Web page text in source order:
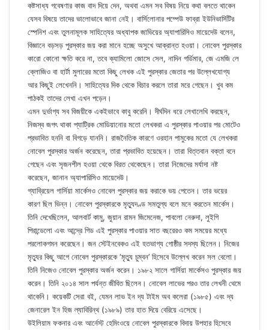
কষ্টসাধ্য গবেষণার কাজ বাদ দিয়ে দেন, অথবা এমন সব বিষয় নিয়ে কথা বলতে থাকেন
যেসব বিষয়ে তাদের ভালোভাবে জানা নেই। বার্সিলোনার পম্পেউ ফাব্রা ইউনিভার্সিটির
স্পেনিশ এবং তুলনামূলক সাহিত্যের অধ্যাপক জাভিয়ের অ্যাপারিসিও মায়েদেউ বলেন,
বিজ্ঞানে বড়সড় পুরস্কার জয় করা মানে হচ্ছে অসুখে আক্রান্ত হওয়া। নোবেল পুরস্কার
কারো কোনো ক্ষতি করে না, তবে ক্যামিলো জোসে সেল, নাদিন গর্ডিমার, জে এমজি লে
ক্লোজিও বা হার্টা মুলারের মতো কিছু লেখক এই পুরস্কার জেতার পর উল্লেখযোগ্য
আর কিছুই লেখেননি। সাহিত্যের দিক থেকে বিচার করলে তারা মরে গেছেন। খুব কম
পাঠকই তাদের লেখা এখন পড়েন।
এমন দুর্ভাগ্য সব বিজয়ীকে একইভাবে কাবু করেনি। দীর্ঘদিন ধরে লেখালেখি করছেন,
নিজস্ব জগৎ থাকা প্যাট্রিক মোডিয়ানোর মতো লেখকরা এ পুরস্কার পাওয়ার পর মোটেও
প্রভাবিত হননি বা বিগড়ে যাননি। রাজনৈতিক কারণে ওরহান পামুকের মতো যে লেখকরা
নোবেল পুরস্কার অর্জন করেছেন, তারা প্রভাবিত হয়েছেন। তারা বিত্তবান বক্তা বনে
গেছেন এবং সৃজনশীল হওয়া থেকে বিরত থেকেছেন। তারা নিজেদের মর্যাদা নষ্ট
করেছেন, জানান অ্যাপারিসিও মায়েদেউ।
গ্যাব্রিয়েল গার্সিয়া মার্কেসও নোবেল পুরস্কার জয় করাকে ভয় পেতেন। তার ভয়ের
কারণ ছিল ভিন্ন। নোবেল পুরস্কারকে মৃত্যুদণ্ড সমতুল্য বলে মনে করতেন মার্কেস।
তিনি দেখেছিলেন, আলবার্ট কামু, জুয়ান রামন জিমেনেজ, পাবলো নেরুদা, লুইগি
পিরান্ডেলো এবং আন্দ্রে গিড এই পুরস্কার পাওয়ার সাত বছরেরও কম সময়ের মধ্যে
পরলোকগমন করেছেন। জন স্টেইনবেকও এই হতভাগ্য গোষ্ঠীর সদস্য ছিলেন। নিজের
মৃত্যুর কিছু আগে নোবেল পুরস্কারকে ‘মৃত্যু চুম্বন’ হিসেবে উল্লেখ করেন সল বেলো।
তিনি নিজেও নোবেল পুরস্কার অর্জন করেন। ১৯৮২ সালে গার্সিয়া মার্কেসও পুরস্কার জয়
করেন। তিনি ২০১৪ সাল পর্যন্ত জীবিত ছিলেন। নোবেল লাভের পরও তার লেখনী থেমে
থাকেনি। কয়েকটি সেরা বই, যেমন লাভ ইন দ্য টাইম অব কলেরা (১৯৮৫) এবং দ্য
জেনারেল ইন হিজ ল্যাবিরিন্থ (১৯৮৯) তার হাত দিয়ে বেরিয়ে এসেছে।
উইলিয়াম ফকনার এবং আর্নেস্ট হেমিংওয়ে নোবেল পুরস্কারকে বিদায় উপহার হিসেবে